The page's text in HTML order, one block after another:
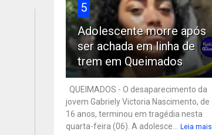
5
Adolescente morre após
ser achada em linha de
trem em Queimados
QUEIMADOS - O desaparecimento da
jovem Gabriely Victoria Nascimento, de
16 anos, terminou em tragédia nesta
quarta-feira (06). A adolesce...
Leia mais